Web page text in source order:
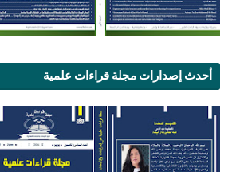
أحدث إصدارات مجلة قراءات علمية